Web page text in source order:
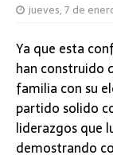
jueves, 7 de
Ya que esta
han construido
familia con su
partido solido
liderazgos que
demostrando